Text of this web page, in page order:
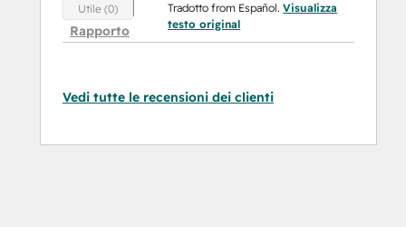
Utile (0)
Rapporto
Tradotto from Español.Visualizza
testo original
Vedi tutte le recensioni dei clienti